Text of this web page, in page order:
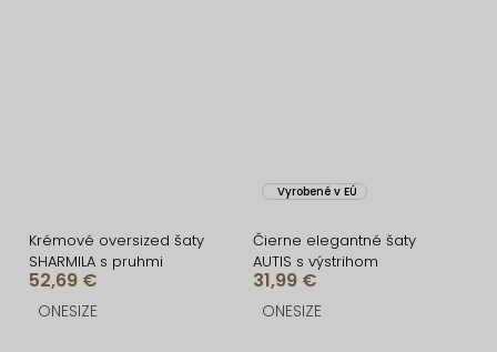
Krémové oversized šaty
SHARMILA s pruhmi
52,69 €
ONESIZE
Vyrobené v EÚ
Čierne elegantné šaty
AUTIS s výstrihom
31,99 €
ONESIZE